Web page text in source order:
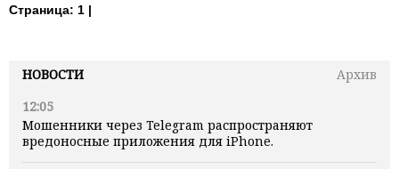
НОВОСТИ
Архив
12:05
Мошенники через Telegram распространяют
вредоносные приложения для iPhone.
Страница: 1 |